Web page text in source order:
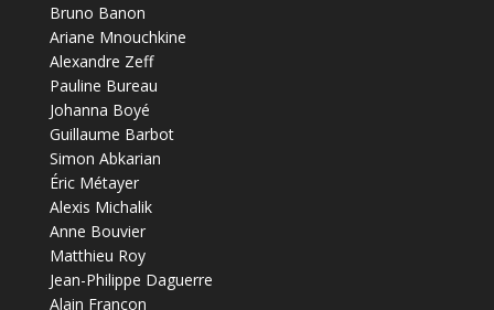
Bruno Banon
Ariane Mnouchkine
Alexandre Zeff
Pauline Bureau
Johanna Boyé
Guillaume Barbot
Simon Abkarian
Éric Métayer
Alexis Michalik
Anne Bouvier
Matthieu Roy
Jean-Philippe Daguerre
Alain Françon